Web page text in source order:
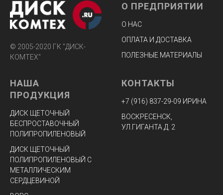
© 2005-2020 ГК "ДИСК-
КОМТЕХ"
О ПРЕДПРИЯТИИ
О НАС
ОПЛАТА И ДОСТАВКА
ПОЛЕЗНЫЕ МАТЕРИАЛЫ
НАША
ПРОДУКЦИЯ
ДИСК ЩЕТОЧНЫЙ
БЕСПРОСТАВОЧНЫЙ
ПОЛИПРОПИЛЕНОВЫЙ
ДИСК ЩЕТОЧНЫЙ
ПОЛИПРОПИЛЕНОВЫЙ С
МЕТАЛЛИЧЕСКИМ
СЕРДЦЕВИНОЙ
КОНТАКТЫ
+7 (916) 837-29-09 ИРИНА
ВОСКРЕСЕНСК,
УЛ.ГИГАНТА Д. 2